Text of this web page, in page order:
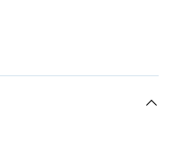
une clientèle